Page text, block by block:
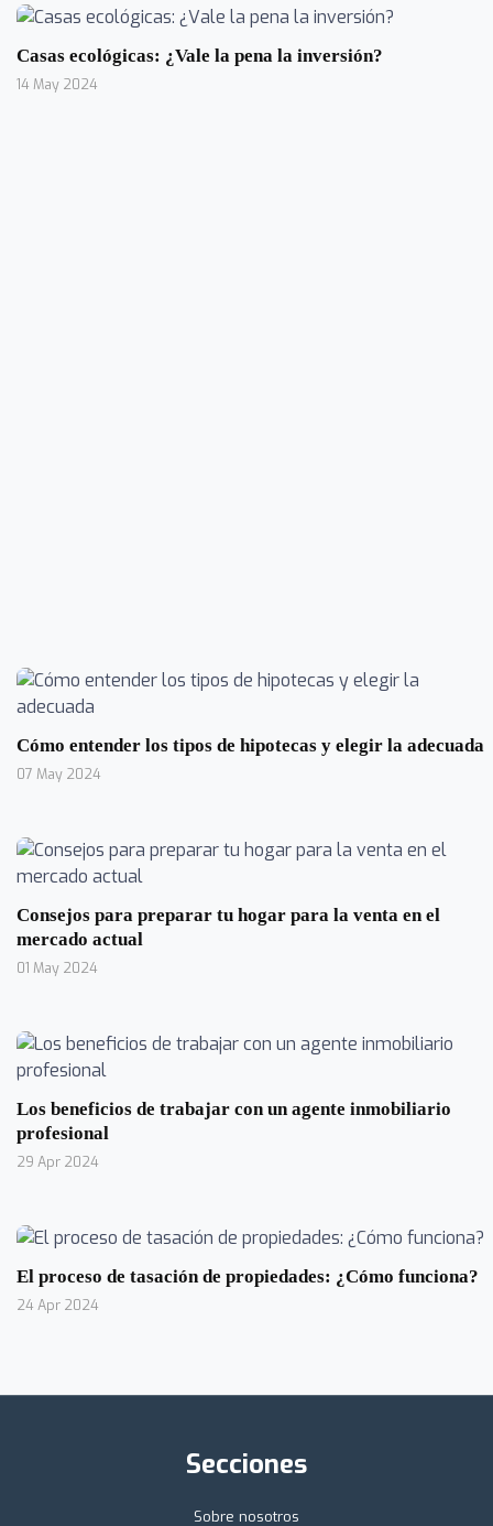
Casas ecológicas: ¿Vale la pena la inversión?
14 May 2024
Cómo entender los tipos de hipotecas y elegir la adecuada
07 May 2024
Consejos para preparar tu hogar para la venta en el
mercado actual
01 May 2024
Los beneficios de trabajar con un agente inmobiliario
profesional
29 Apr 2024
El proceso de tasación de propiedades: ¿Cómo funciona?
24 Apr 2024
Secciones
Sobre nosotros